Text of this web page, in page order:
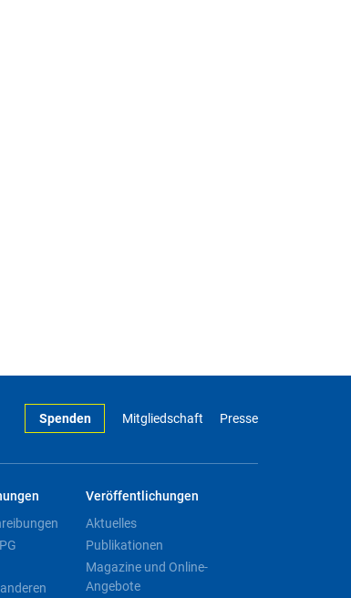
Spenden Mitgliedschaft Presse
Veröffentlichungen
Aktuelles
Publikationen
Magazine und Online-
Angebote